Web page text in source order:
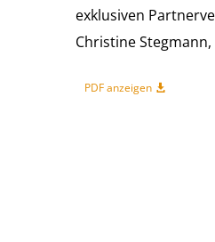
exklusiven
Christine
PDF anzeigen